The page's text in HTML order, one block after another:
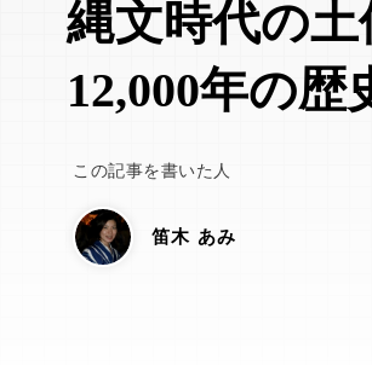
縄文時代の土
12,000年の
この記事を書いた人
笛木 あみ